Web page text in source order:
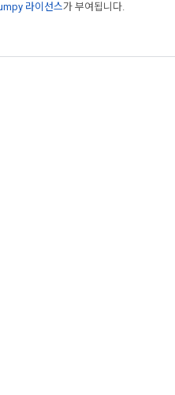
라이선스가 부여됩니다.